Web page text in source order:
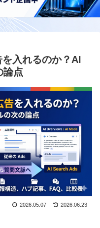
入れるのか？AI
論点
2026.05.07 2026.06.23